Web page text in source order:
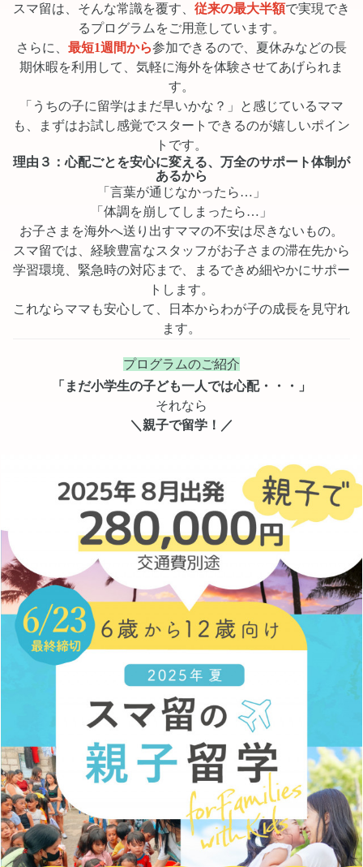
スマ留は、そんな常識を覆す、 従来の最大半額で実現でき
るプログラムをご用意しています。
さらに、 最短1週間から参加できるので、夏休みなどの長
期休暇を利用して、気軽に海外を体験させてあげられま
す。
「うちの子に留学はまだ早いかな？」と感じているママ
も、まずはお試し感覚でスタートできるのが嬉しいポイン
トです。
理由３：心配ごとを安心に変える、万全のサポート体制が
あるから
「言葉が通じなかったら…」
「体調を崩してしまったら…」
お子さまを海外へ送り出すママの不安は尽きないもの。
スマ留では、経験豊富なスタッフがお子さまの滞在先から
学習環境、緊急時の対応まで、まるできめ細やかにサポー
トします。
これならママも安心して、日本からわが子の成長を見守れ
ます。
プログラムのご紹介
「まだ小学生の子ども一人では心配・・・」
それなら
＼親子で留学！／